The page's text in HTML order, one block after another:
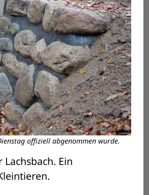
offiziell abgenommen wurde.
Ein